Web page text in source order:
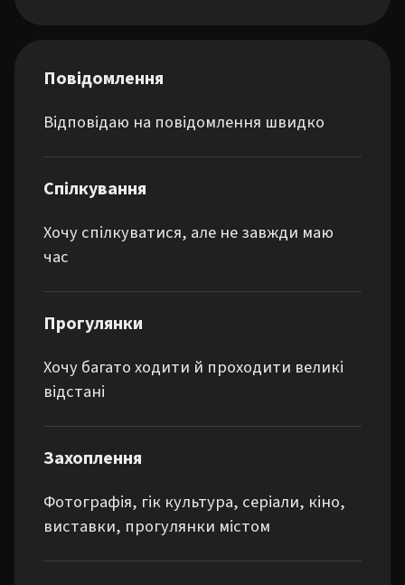
Повідомлення
Відповідаю на повідомлення швидко
Спілкування
Хочу спілкуватися, але не завжди маю
час
Прогулянки
Хочу багато ходити й проходити великі
відстані
Захоплення
Фотографія, гік культура, серіали, кіно,
виставки, прогулянки містом